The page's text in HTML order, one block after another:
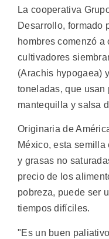
La cooperativa
Desarrollo, formado
hombres comenzó a
cultivadores
(Arachis hypogaea)
toneladas, que usan
mantequilla y salsa
Originaria de
México, esta
y grasas no
precio de los
pobreza, puede ser
tiempos difíciles.
"Es un buen